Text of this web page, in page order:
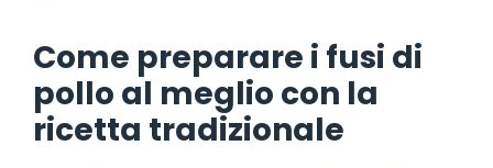
Come preparare i fusi di
pollo al meglio con la
ricetta tradizionale